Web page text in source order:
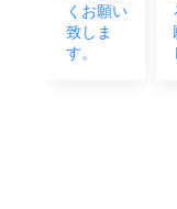
ろしくお
願いいた
します。